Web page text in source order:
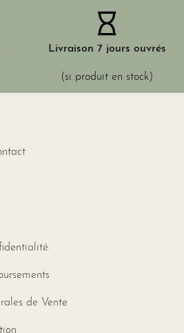
Livraison 7 jours ouvrés
(si produit en stock)
de Vente